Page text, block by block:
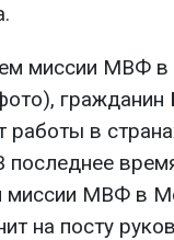
миссии МВФ в
гражданин
работы в
последнее
миссии МВФ в
на посту